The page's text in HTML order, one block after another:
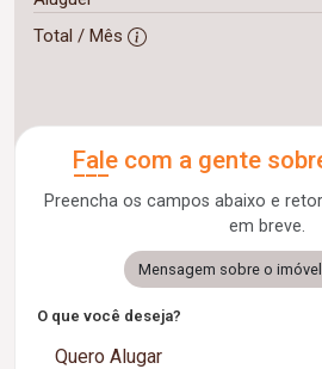
Total / Mês
Fale com a gente
Preencha os campos abaixo e
em breve.
Mensagem sobre o imóvel
O que você deseja?
Quero Alugar